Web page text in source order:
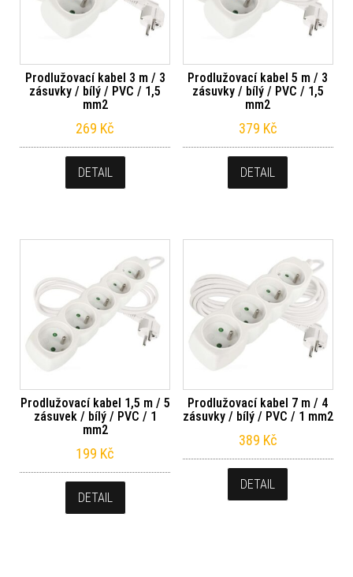
Prodlužovací kabel 3 m / 3
zásuvky / bílý / PVC / 1,5
mm2
269 Kč
DETAIL
Prodlužovací kabel 5 m / 3
zásuvky / bílý / PVC / 1,5
mm2
379 Kč
DETAIL
Prodlužovací kabel 1,5 m / 5
zásuvek / bílý / PVC / 1
mm2
199 Kč
DETAIL
Prodlužovací kabel 7 m / 4
zásuvky / bílý / PVC / 1 mm2
389 Kč
DETAIL